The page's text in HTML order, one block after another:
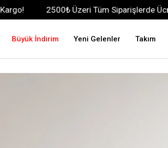
2500₺ Üzeri Tüm Siparişlerde Ücretsiz Kargo!
Büyük İndirim Yeni Gelenler Takım